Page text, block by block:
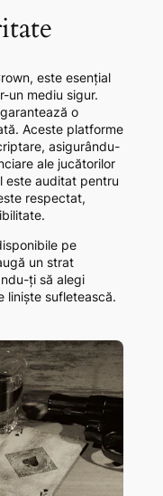
este esențial
un mediu sigur.
o
Aceste platforme
asigurându-
ale jucătorilor
este auditat pentru
respectat,
pe
un strat
ți să alegi
liniște sufletească.